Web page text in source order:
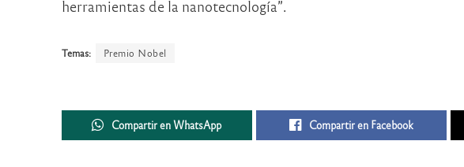
herramientas de la nanotecnología”.
Temas: Premio Nobel
Compartir en WhatsApp Compartir en Facebook